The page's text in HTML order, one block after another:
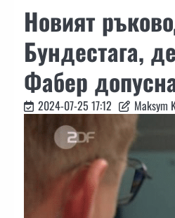
Новият
Бундестага,
Фабер
2024-07-25 17:12 Maksym